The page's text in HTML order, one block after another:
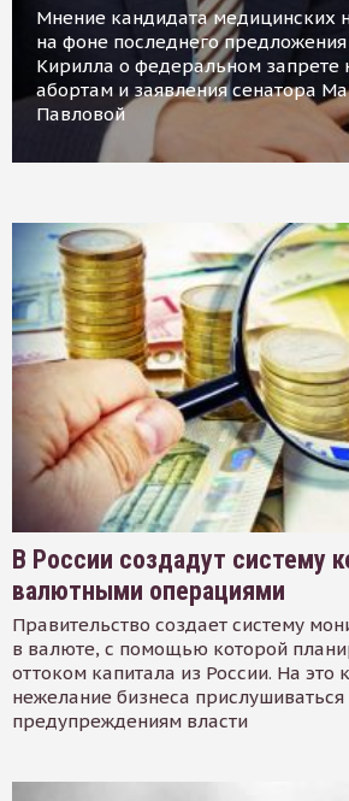
Мнение кандидата медицинских
на фоне последнего
Кирилла о федеральном запрете
абортам и заявления сенатора
Павловой
В России создадут систему
валютными операциями
Правительство создает систему
в валюте, с помощью которой
оттоком капитала из России. На это
нежелание бизнеса прислушиваться
предупреждениям власти